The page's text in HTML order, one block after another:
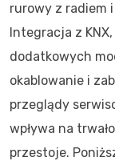
rurowy z radiem
Integracja z
dodatkowych
okablowanie i
przeglądy
wpływa na
przestoje.